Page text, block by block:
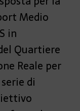
Medio
in
Quartiere
Reale per
di